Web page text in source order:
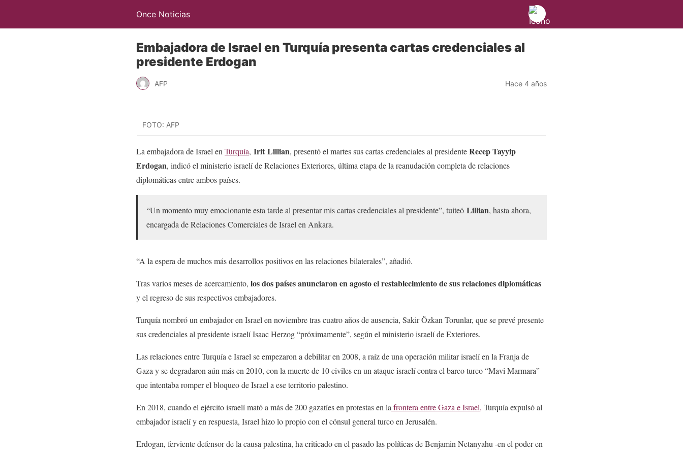
Once Noticias
Embajadora de Israel en Turquía presenta cartas credenciales al
presidente Erdogan
AFP Hace 4 años
FOTO: AFP
La embajadora de Israel en Turquía, Irit Lillian, presentó el martes sus cartas credenciales al presidenteRecep Tayyip
Erdogan, indicó el ministerio israelí de Relaciones Exteriores, última etapa de la reanudación completa de relaciones
diplomáticas entre ambos países.
“Un momento muy emocionante esta tarde al presentar mis cartas credenciales al presidente”, tuiteó Lillian, hasta ahora,
encargada de Relaciones Comerciales de Israel en Ankara.
“A la espera de muchos más desarrollos positivos en las relaciones bilaterales”, añadió.
Tras varios meses de acercamiento, los dos países anunciaron en agosto el restablecimiento de sus relaciones diplomáticas
y el regreso de sus respectivos embajadores.
Turquía nombró un embajador en Israel en noviembre tras cuatro años de ausencia, Sakir Özkan Torunlar, que se prevé presente
sus credenciales al presidente israelí Isaac Herzog “próximamente”, según el ministerio israelí de Exteriores.
Las relaciones entre Turquía e Israel se empezaron a debilitar en 2008, a raíz de una operación militar israelí en la Franja de
Gaza y se degradaron aún más en 2010, con la muerte de 10 civiles en un ataque israelí contra el barco turco “Mavi Marmara”
que intentaba romper el bloqueo de Israel a ese territorio palestino.
En 2018, cuando el ejército israelí mató a más de 200 gazatíes en protestas en la frontera entre Gaza e Israel, Turquía expulsó al
embajador israelí y en respuesta, Israel hizo lo propio con el cónsul general turco en Jerusalén.
Erdogan, ferviente defensor de la causa palestina, ha criticado en el pasado las políticas de Benjamin Netanyahu -en el poder en